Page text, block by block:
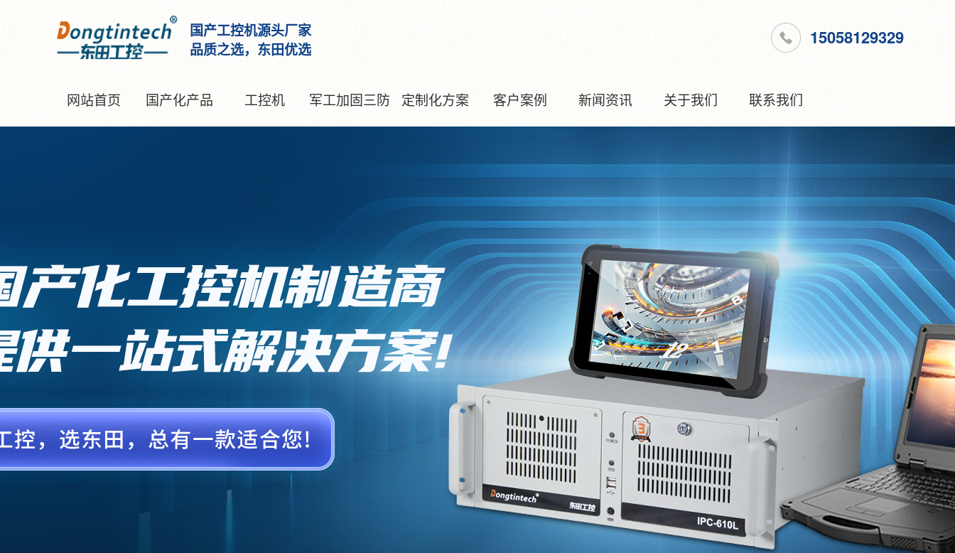
国产工控机源头厂家
品质之选，东田优选
15058129329
网站首页 国产化产品 工控机 军工加固三防 定制化方案 客户案例 新闻资讯 关于我们 联系我们